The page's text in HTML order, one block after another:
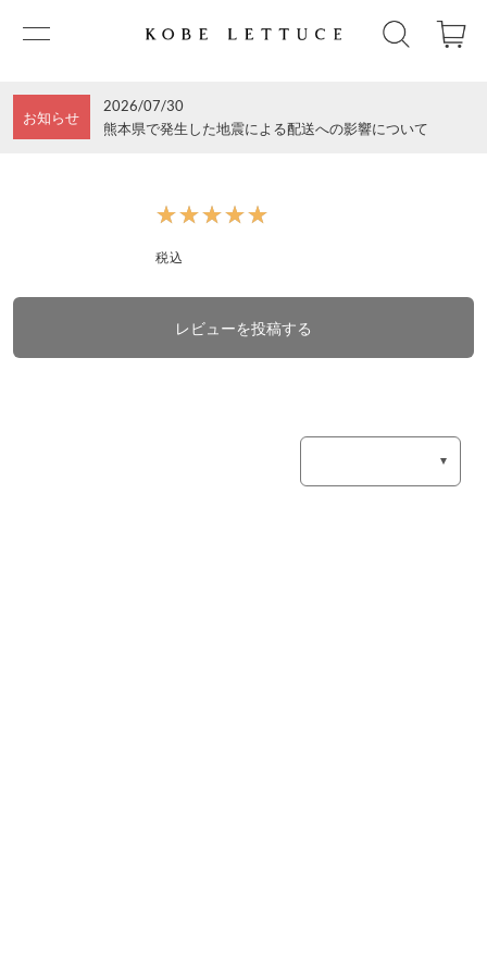
お知らせ
2026/07/30
熊本県で発生した地震による配送への影響について
★★★★★
★★★★★
税込
レビューを投稿する